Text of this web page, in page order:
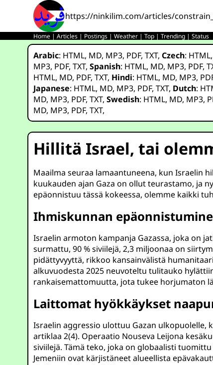
https://ninkilim.com/articles/
Home |Articles | Postings |Weather |Top |Trending |Status
Arabic: HTML, MD, MP3, PDF,TXT,Czech: HTML,
MP3, PDF,TXT,Spanish: HTML, MD, MP3, PDF,
HTML, MD, PDF,TXT, Hindi: HTML, MD, MP3,
Japanese: HTML, MD, MP3, PDF,TXT, Dutch:
MD, MP3, PDF,TXT,Swedish: HTML, MD, MP3,
MD, MP3, PDF,TXT,
Hillitä Israel, tai
Maailma seuraa lamaantuneena, kun Israelin
kuukauden ajan Gaza on ollut teurastamo, ja
epäonnistuu tässä kokeessa, olemme kaikki
Ihmiskunnan
Israelin armoton kampanja Gazassa, joka on
surmattu, 90 % siviilejä, 2,3 miljoonaa on
pidättyvyyttä, rikkoo kansainvälistä
alkuvuodesta 2025 neuvoteltu tulitauko
rankaisemattomuutta, jota tukee horjumaton
Laittomat hyökkäykset
Israelin aggressio ulottuu Gazan ulkopuolelle,
artiklaa 2(4). Operaatio Nouseva Leijona
siviilejä. Tämä teko, joka on globaalisti
Jemeniin ovat kärjistäneet alueellista